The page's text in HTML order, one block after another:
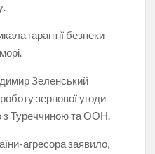
гарантії безпеки
Зеленський
зернової угоди
з Туреччиною та ООН.
агресора заявило,